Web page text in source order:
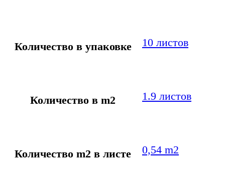
Количество в упаковке 10 листов
Количество в m2 1.9 листов
Количество m2 в листе 0,54 m2